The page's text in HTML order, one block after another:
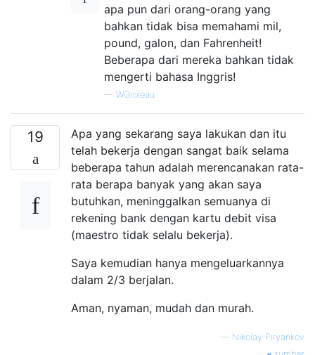
apa pun dari orang-orang yang
bahkan tidak bisa memahami mil,
pound, galon, dan Fahrenheit!
Beberapa dari mereka bahkan tidak
mengerti bahasa Inggris!
— WGroleau
19
Apa yang sekarang saya lakukan dan itu
telah bekerja dengan sangat baik selama
beberapa tahun adalah merencanakan rata-
rata berapa banyak yang akan saya
butuhkan, meninggalkan semuanya di
rekening bank dengan kartu debit visa
(maestro tidak selalu bekerja).
Saya kemudian hanya mengeluarkannya
dalam 2/3 berjalan.
Aman, nyaman, mudah dan murah.
— Nikolay Piryankov